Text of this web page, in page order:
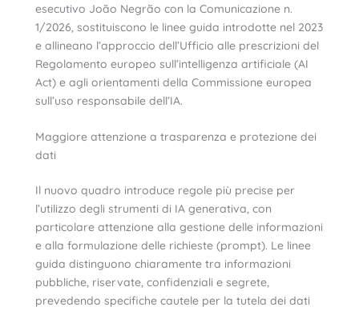
esecutivo João Negrão con la Comunicazione n.
1/2026, sostituiscono le linee guida introdotte nel 2023
e allineano l’approccio dell’Ufficio alle prescrizioni del
Regolamento europeo sull’intelligenza artificiale (AI
Act) e agli orientamenti della Commissione europea
sull’uso responsabile dell’IA.
Maggiore attenzione a trasparenza e protezione dei
dati
Il nuovo quadro introduce regole più precise per
l’utilizzo degli strumenti di IA generativa, con
particolare attenzione alla gestione delle informazioni
e alla formulazione delle richieste (prompt). Le linee
guida distinguono chiaramente tra informazioni
pubbliche, riservate, confidenziali e segrete,
prevedendo specifiche cautele per la tutela dei dati